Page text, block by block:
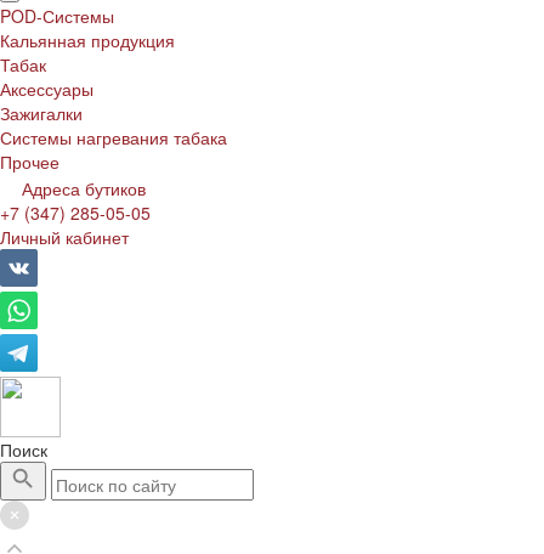
POD-Системы
Кальянная продукция
Табак
Аксессуары
Зажигалки
Системы нагревания табака
Прочее
Адреса бутиков
+7 (347) 285-05-05
Личный кабинет
Поиск